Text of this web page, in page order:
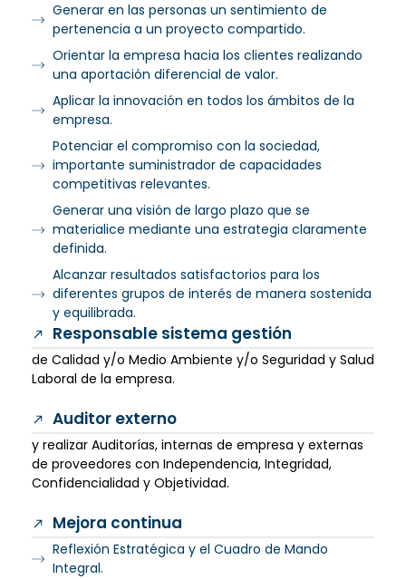
Generar en las personas un sentimiento de
pertenencia a un proyecto compartido.
Orientar la empresa hacia los clientes realizando
una aportación diferencial de valor.
Aplicar la innovación en todos los ámbitos de la
empresa.
Potenciar el compromiso con la sociedad,
importante suministrador de capacidades
competitivas relevantes.
Generar una visión de largo plazo que se
materialice mediante una estrategia claramente
definida.
Alcanzar resultados satisfactorios para los
diferentes grupos de interés de manera sostenida
y equilibrada.
Responsable sistema gestión
de Calidad y/o Medio Ambiente y/o Seguridad y Salud
Laboral de la empresa.
Auditor externo
y realizar Auditorías, internas de empresa y externas
de proveedores con Independencia, Integridad,
Confidencialidad y Objetividad.
Mejora continua
Reflexión Estratégica y el Cuadro de Mando
Integral.